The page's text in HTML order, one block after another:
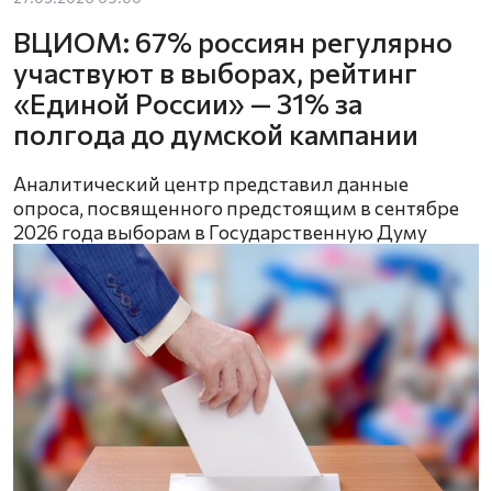
ВЦИОМ: 67% россиян регулярно
участвуют в выборах, рейтинг
«Единой России» — 31% за
полгода до думской кампании
Аналитический центр представил данные
опроса, посвященного предстоящим в сентябре
2026 года выборам в Государственную Думу